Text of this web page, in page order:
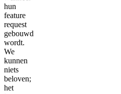
hun
feature
request
gebouwd
wordt.
We
kunnen
niets
beloven;
het